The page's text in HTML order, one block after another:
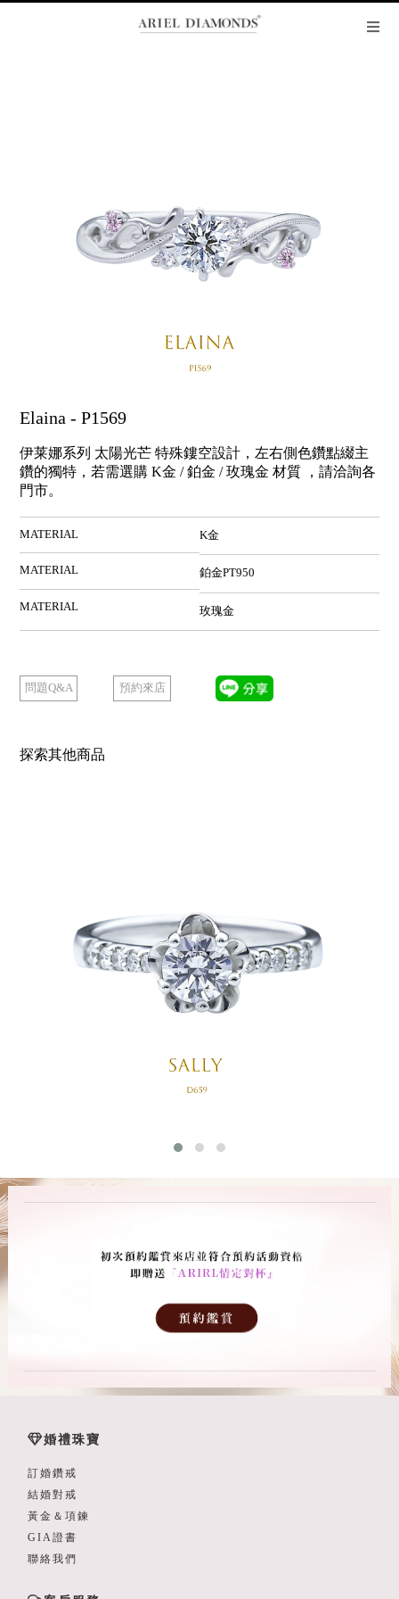
Elaina - P1569
伊莱娜系列 太陽光芒 特殊鏤空設計，左右側色鑽點綴主
鑽的獨特，若需選購 K金 / 鉑金 / 玫瑰金 材質 ，請洽詢各
門市。
MATERIAL K金
MATERIAL 鉑金PT950
MATERIAL 玫瑰金
問題Q&A 預約來店
探索其他商品
婚禮珠寶
訂婚鑽戒
結婚對戒
黃金＆項鍊
GIA證書
聯絡我們